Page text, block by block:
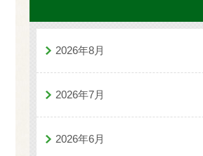
2026年8月
2026年7月
2026年6月